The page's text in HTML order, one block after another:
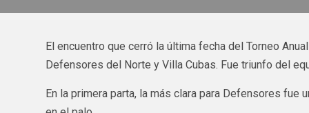
El encuentro que cerró la última fecha del Torneo
Defensores del Norte y Villa Cubas. Fue triunfo del
En la primera parta, la más clara para Defensores fue